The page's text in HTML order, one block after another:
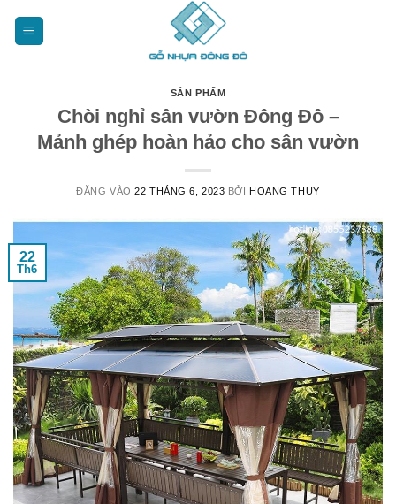
SẢN PHẨM
Chòi nghỉ sân vườn Đông Đô –
Mảnh ghép hoàn hảo cho sân vườn
ĐĂNG VÀO22 THÁNG 6, 2023 BỞIHOANG THUY
22
Th6